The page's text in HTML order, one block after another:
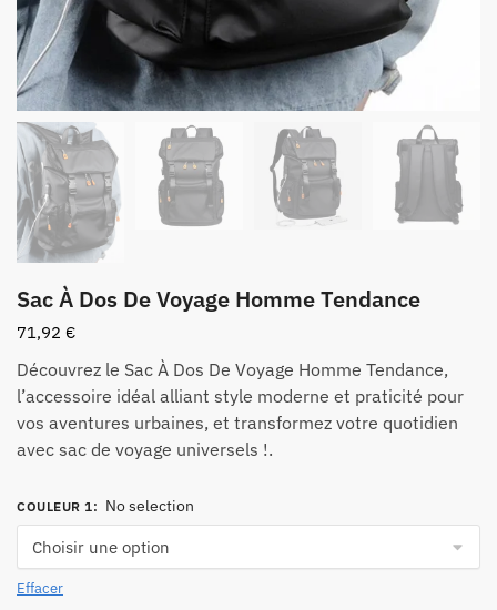
Sac À Dos De Voyage Homme Tendance
71,92 €
Découvrez le Sac À Dos De Voyage Homme Tendance,
l’accessoire idéal alliant style moderne et praticité pour
vos aventures urbaines, et transformez votre quotidien
avec sac de voyage universels !.
COULEUR 1: No selection
Effacer